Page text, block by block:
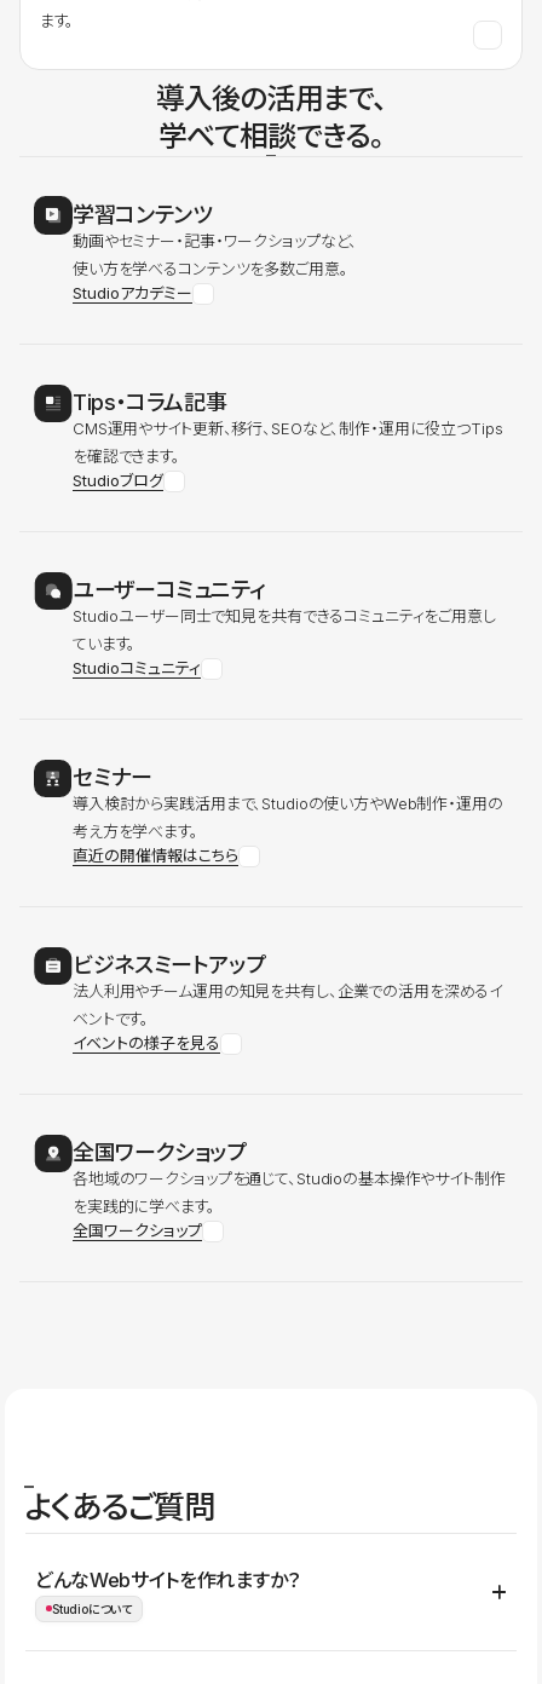
ます。
導入後の活用まで、
学べて相談できる。
学習コンテンツ
動画やセミナー・記事・ワークショップなど、
使い方を学べるコンテンツを多数ご用意。
Studioアカデミー
Tips・コラム記事
CMS運用やサイト更新、移行、SEOなど、制作・運用に役立つTips
を確認できます。
Studioブログ
ユーザーコミュニティ
Studioユーザー同士で知見を共有できるコミュニティをご用意し
ています。
Studioコミュニティ
セミナー
導入検討から実践活用まで、Studioの使い方やWeb制作・運用の
考え方を学べます。
直近の開催情報はこちら
ビジネスミートアップ
法人利用やチーム運用の知見を共有し、企業での活用を深めるイ
ベントです。
イベントの様子を見る
全国ワークショップ
各地域のワークショップを通じて、Studioの基本操作やサイト制作
を実践的に学べます。
全国ワークショップ
よくあるご質問
どんなWebサイトを作れますか？
Studioについて